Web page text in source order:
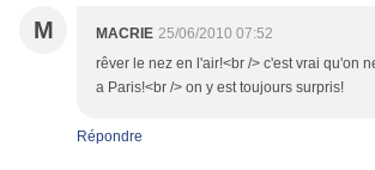
M MACRIE 25/06/2010 07:52
rêver le nez en l'air!<br /> c'est vrai qu'on
a Paris!<br /> on y est toujours surpris!
Répondre